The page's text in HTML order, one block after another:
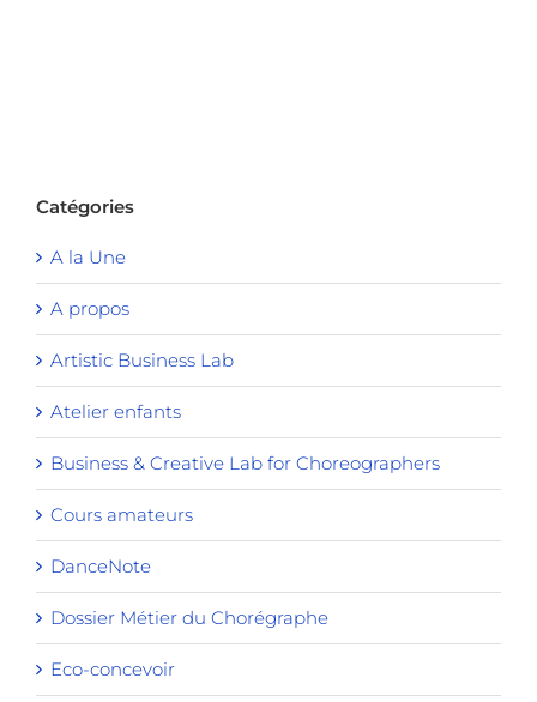
Catégories
A la Une
A propos
Artistic Business Lab
Atelier enfants
Business & Creative Lab for Choreographers
Cours amateurs
DanceNote
Dossier Métier du Chorégraphe
Eco-concevoir